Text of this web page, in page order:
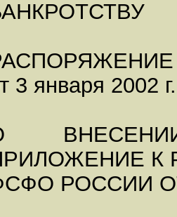
3 января 2002
К
РОССИИ ОТ